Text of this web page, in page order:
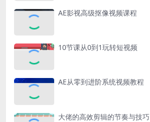
AE影视高级抠像视频课程
10节课从0到1玩转短视频
AE从零到进阶系统视频教程
大佬的高效剪辑的节奏与技巧